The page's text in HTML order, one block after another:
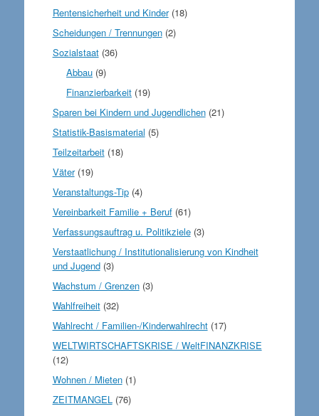
Rentensicherheit und Kinder(18)
Scheidungen / Trennungen(2)
Sozialstaat(36)
Abbau (9)
Finanzierbarkeit (19)
Sparen bei Kindern und Jugendlichen(21)
Statistik-Basismaterial (5)
Teilzeitarbeit(18)
Väter(19)
Veranstaltungs-Tip(4)
Vereinbarkeit Familie + Beruf(61)
Verfassungsauftrag u. Politikziele(3)
Verstaatlichung / Institutionalisierung von Kindheit
und Jugend(3)
Wachstum / Grenzen(3)
Wahlfreiheit(32)
Wahlrecht / Familien-/Kinderwahlrecht(17)
WELTWIRTSCHAFTSKRISE / WeltFINANZKRISE
(12)
Wohnen / Mieten(1)
ZEITMANGEL(76)